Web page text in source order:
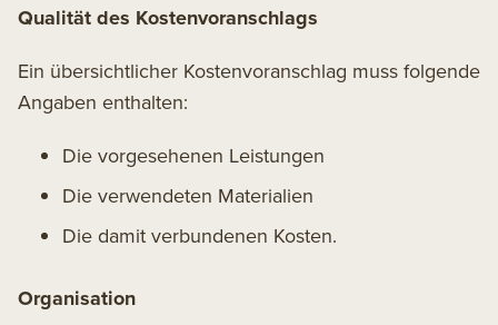
Qualität des Kostenvoranschlags
Ein übersichtlicher Kostenvoranschlag muss folgende
Angaben enthalten:
Die vorgesehenen Leistungen
Die verwendeten Materialien
Die damit verbundenen Kosten.
Organisation